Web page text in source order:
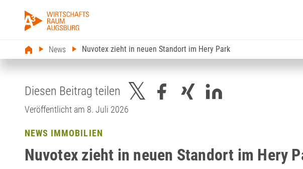
News Nuvotex zieht in neuen Standort im Hery Park
Diesen Beitrag teilen
Veröffentlicht am 8. Juli 2026
NEWS IMMOBILIEN
Nuvotex zieht in neuen Standort im Hery